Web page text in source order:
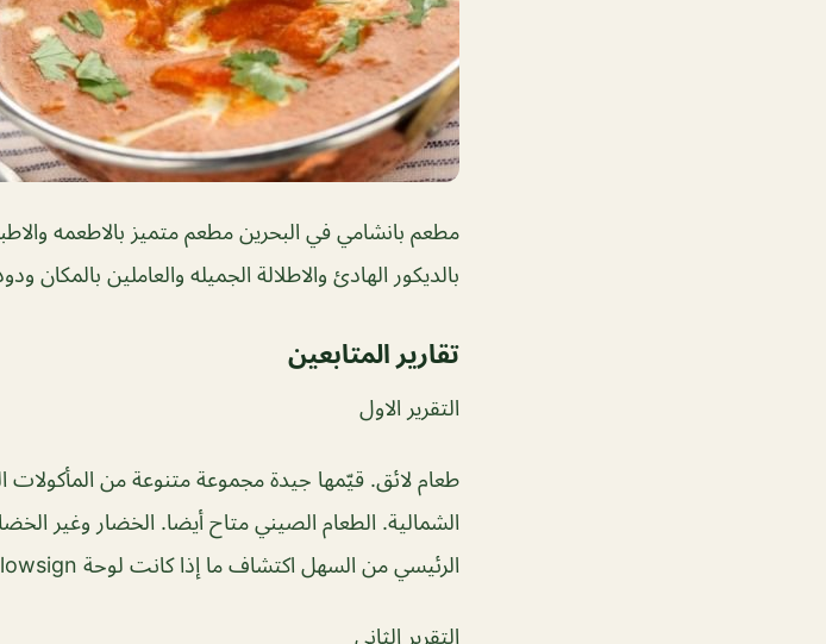
مطعم بانشامي في البحرين مطعم متميز بالاطعمه
بالديكور الهادئ والاطلالة الجميله والعاملين بالمكان
تقارير المتابعين
التقرير الاول
طعام لائق. قيّمها جيدة مجموعة متنوعة من المأكولات
الشمالية. الطعام الصيني متاح أيضا. الخضار وغير
الرئيسي من السهل اكتشاف ما إذا كانت لوحة glowsign الخارجية مطفأة
التقرير الثاني